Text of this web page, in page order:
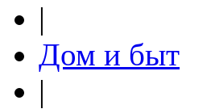
|
Дом и быт
|